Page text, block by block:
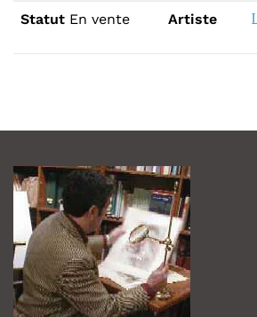
Statut En vente Artiste